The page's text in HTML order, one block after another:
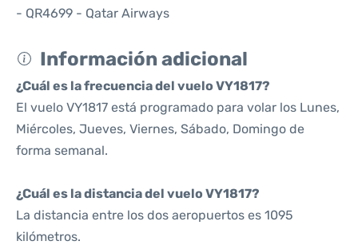
- QR4699 - Qatar Airways
Información adicional
¿Cuál es la frecuencia del vuelo VY1817?
El vuelo VY1817 está programado para volar los Lunes,
Miércoles, Jueves, Viernes, Sábado, Domingo de
forma semanal.
¿Cuál es la distancia del vuelo VY1817?
La distancia entre los dos aeropuertos es 1095
kilómetros.